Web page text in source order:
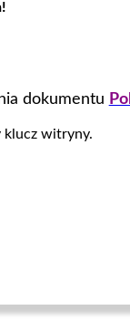
dokumentu
klucz witryny.